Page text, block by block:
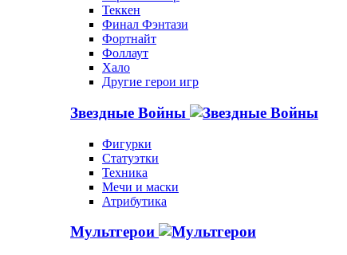
Теккен
Финал Фэнтази
Фортнайт
Фоллаут
Хало
Другие герои игр
Звездные Войны
Фигурки
Статуэтки
Техника
Мечи и маски
Атрибутика
Мультгерои